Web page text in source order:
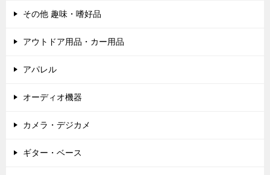
その他 趣味・嗜好品
アウトドア用品・カー用品
アパレル
オーディオ機器
カメラ・デジカメ
ギター・ベース